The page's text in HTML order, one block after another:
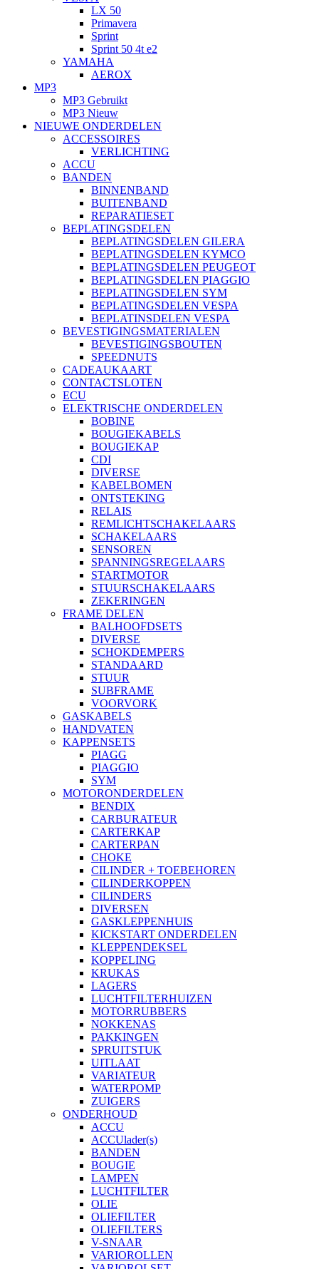
LX 50
Primavera
Sprint
Sprint 50 4t e2
YAMAHA
AEROX
MP3
MP3 Gebruikt
MP3 Nieuw
NIEUWE ONDERDELEN
ACCESSOIRES
VERLICHTING
ACCU
BANDEN
BINNENBAND
BUITENBAND
REPARATIESET
BEPLATINGSDELEN
BEPLATINGSDELEN GILERA
BEPLATINGSDELEN KYMCO
BEPLATINGSDELEN PEUGEOT
BEPLATINGSDELEN PIAGGIO
BEPLATINGSDELEN SYM
BEPLATINGSDELEN VESPA
BEPLATINSDELEN VESPA
BEVESTIGINGSMATERIALEN
BEVESTIGINGSBOUTEN
SPEEDNUTS
CADEAUKAART
CONTACTSLOTEN
ECU
ELEKTRISCHE ONDERDELEN
BOBINE
BOUGIEKABELS
BOUGIEKAP
CDI
DIVERSE
KABELBOMEN
ONTSTEKING
RELAIS
REMLICHTSCHAKELAARS
SCHAKELAARS
SENSOREN
SPANNINGSREGELAARS
STARTMOTOR
STUURSCHAKELAARS
ZEKERINGEN
FRAME DELEN
BALHOOFDSETS
DIVERSE
SCHOKDEMPERS
STANDAARD
STUUR
SUBFRAME
VOORVORK
GASKABELS
HANDVATEN
KAPPENSETS
PIAGG
PIAGGIO
SYM
MOTORONDERDELEN
BENDIX
CARBURATEUR
CARTERKAP
CARTERPAN
CHOKE
CILINDER + TOEBEHOREN
CILINDERKOPPEN
CILINDERS
DIVERSEN
GASKLEPPENHUIS
KICKSTART ONDERDELEN
KLEPPENDEKSEL
KOPPELING
KRUKAS
LAGERS
LUCHTFILTERHUIZEN
MOTORRUBBERS
NOKKENAS
PAKKINGEN
SPRUITSTUK
UITLAAT
VARIATEUR
WATERPOMP
ZUIGERS
ONDERHOUD
ACCU
ACCUlader(s)
BANDEN
BOUGIE
LAMPEN
LUCHTFILTER
OLIE
OLIEFILTER
OLIEFILTERS
V-SNAAR
VARIOROLLEN